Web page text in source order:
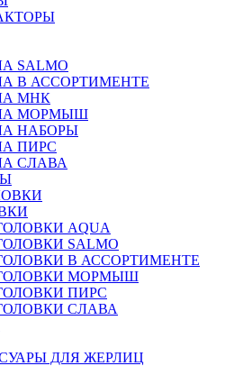
SALMO
В АССОРТИМЕНТЕ
МНК
МОРМЫШ
НАБОРЫ
ПИРС
СЛАВА
AQUA
SALMO
В АССОРТИМЕНТЕ
МОРМЫШ
ПИРС
СЛАВА
ДЛЯ ЖЕРЛИЦ